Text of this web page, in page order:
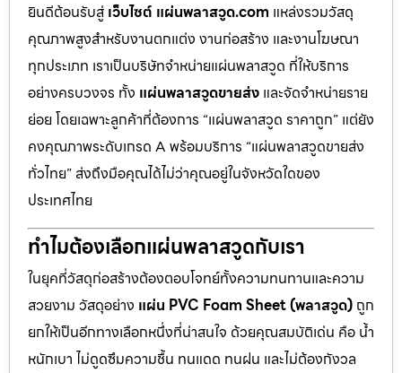
ยินดีต้อนรับสู่ เว็บไซต์ แผ่นพลาสวูด.com แหล่งรวมวัสดุ
คุณภาพสูงสำหรับงานตกแต่ง งานก่อสร้าง และงานโฆษณา
ทุกประเภท เราเป็นบริษัทจำหน่ายแผ่นพลาสวูด ที่ให้บริการ
อย่างครบวงจร ทั้ง แผ่นพลาสวูดขายส่ง และจัดจำหน่ายราย
ย่อย โดยเฉพาะลูกค้าที่ต้องการ “แผ่นพลาสวูด ราคาถูก” แต่ยัง
คงคุณภาพระดับเกรด A พร้อมบริการ “แผ่นพลาสวูดขายส่ง
ทั่วไทย” ส่งถึงมือคุณได้ไม่ว่าคุณอยู่ในจังหวัดใดของ
ประเทศไทย
ทำไมต้องเลือกแผ่นพลาสวูดกับเรา
ในยุคที่วัสดุก่อสร้างต้องตอบโจทย์ทั้งความทนทานและความ
สวยงาม วัสดุอย่าง แผ่น PVC Foam Sheet (พลาสวูด) ถูก
ยกให้เป็นอีกทางเลือกหนึ่งที่น่าสนใจ ด้วยคุณสมบัติเด่น คือ น้ำ
หนักเบา ไม่ดูดซึมความชื้น ทนแดด ทนฝน และไม่ต้องกังวล